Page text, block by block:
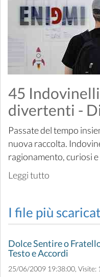
45
divertenti -
Passate del tempo
nuova raccolta.
ragionamento, curiosi
Leggi tutto
I file più
Dolce Sentire o
Testo e Accordi
25/06/2009 19:38:00, Visite: